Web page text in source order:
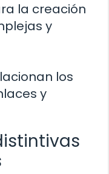
la creación
y
los
y